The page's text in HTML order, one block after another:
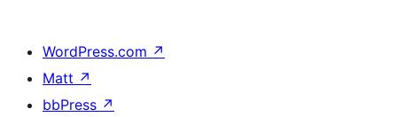
WordPress.com ↗
Matt ↗
bbPress ↗